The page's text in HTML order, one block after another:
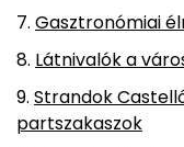
Gasztronómiai
Látnivalók a
Strandok
partszakaszok